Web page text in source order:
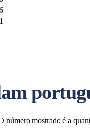
mostrado é a